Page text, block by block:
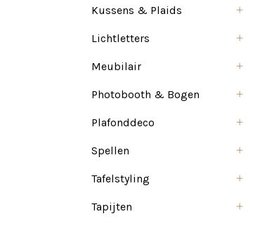
Kussens & Plaids
Lichtletters
Meubilair
Photobooth & Bogen
Plafonddeco
Spellen
Tafelstyling
Tapijten